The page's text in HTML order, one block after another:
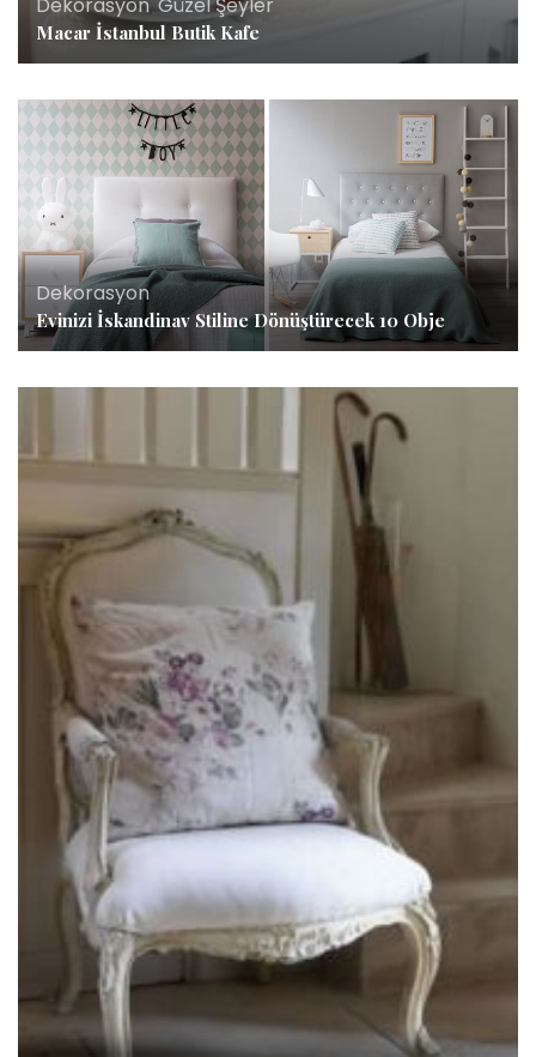
Dekorasyon,Güzel Şeyler
Macar İstanbul Butik Kafe
Dekorasyon
Evinizi İskandinav Stiline Dönüştürecek 10 Obje